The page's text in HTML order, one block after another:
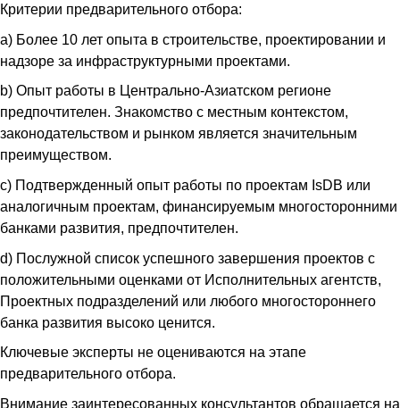
Критерии предварительного отбора:
a) Более 10 лет опыта в строительстве, проектировании и
надзоре за инфраструктурными проектами.
b) Опыт работы в Центрально-Азиатском регионе
предпочтителен. Знакомство с местным контекстом,
законодательством и рынком является значительным
преимуществом.
c) Подтвержденный опыт работы по проектам IsDB или
аналогичным проектам, финансируемым многосторонними
банками развития, предпочтителен.
d) Послужной список успешного завершения проектов с
положительными оценками от Исполнительных агентств,
Проектных подразделений или любого многостороннего
банка развития высоко ценится.
Ключевые эксперты не оцениваются на этапе
предварительного отбора.
Внимание заинтересованных консультантов обращается на